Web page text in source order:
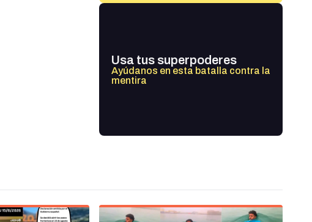
Usa tus superpoderes
Ayúdanos en esta batalla contra la
mentira